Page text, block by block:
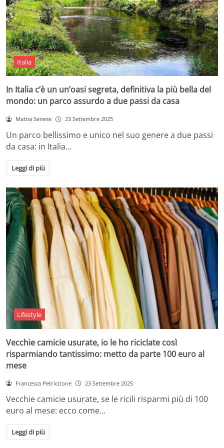
Italia
In Italia c’è un un’oasi segreta, definitiva la più bella del
mondo: un parco assurdo a due passi da casa
Mattia Senese 23 Settembre 2025
Un parco bellissimo e unico nel suo genere a due passi
da casa: in Italia…
Leggi di più
Lifestyle
Vecchie camicie usurate, io le ho riciclate così
risparmiando tantissimo: metto da parte 100 euro al
mese
Francesca Petriccione 23 Settembre 2025
Vecchie camicie usurate, se le ricili risparmi più di 100
euro al mese: ecco come…
Leggi di più